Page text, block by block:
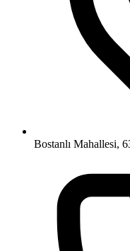
Bostanlı Mahallesi,